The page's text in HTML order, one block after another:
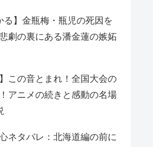
る】金瓶梅・瓶児の死因を
劇の裏にある潘金蓮の嫉妬
】この音とまれ！全国大会の
アニメの続きと感動の名場
ネタバレ：北海道編の前に